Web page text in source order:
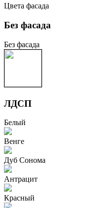
Цвета фасада
Без фасада
Без фасада
ЛДСП
Белый
Венге
Дуб Сонома
Антрацит
Красный